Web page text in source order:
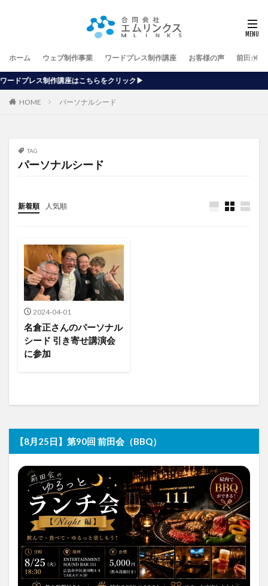
ホーム ウェブ制作事業 ワードプレス制作講座 お客様の声 前田が行
こちらをクリック▶
HOME パーソナルシード
TAG
パーソナルシード
新着順 人気順
2024-04-01
名倉正さんのパーソナル
シード 引き寄せ講演会
に参加
【8月25日】第90回 前田会（BBQ）